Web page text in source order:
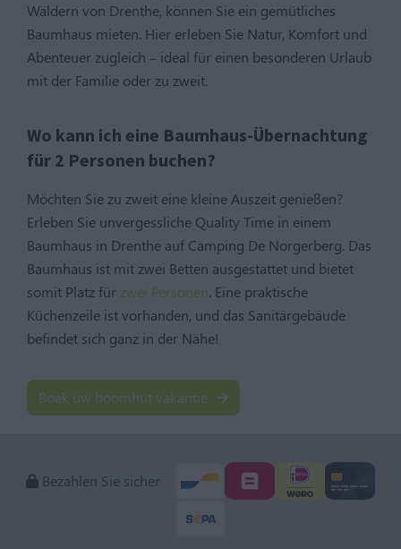
Wäldern von Drenthe, können Sie ein gemütliches
Baumhaus mieten. Hier erleben Sie Natur, Komfort und
Abenteuer zugleich – ideal für einen besonderen Urlaub
mit der Familie oder zu zweit.
Wo kann ich eine Baumhaus-Übernachtung
für 2 Personen buchen?
Möchten Sie zu zweit eine kleine Auszeit genießen?
Erleben Sie unvergessliche Quality Time in einem
Baumhaus in Drenthe auf Camping De Norgerberg. Das
Baumhaus ist mit zwei Betten ausgestattet und bietet
somit Platz für zwei Personen. Eine praktische
Küchenzeile ist vorhanden, und das Sanitärgebäude
befindet sich ganz in der Nähe!
Boek uw boomhut vakantie
Bezahlen Sie sicher